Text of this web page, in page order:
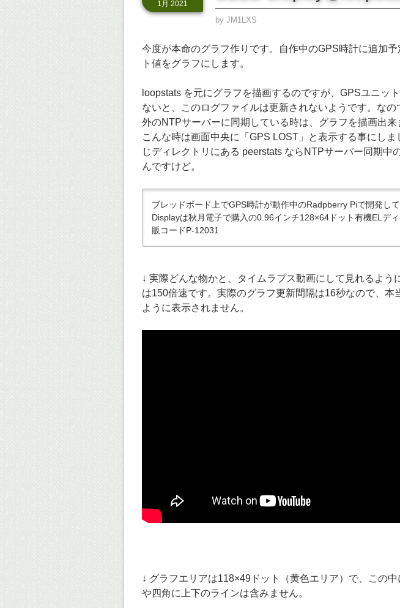
1月 2021
by JM1LXS
今度が本命のグラフ作りです。自作中のGPS時計に追加
ト値をグラフにします。
loopstats を元にグラフを描画するのですが、GPSユニッ
ないと、このログファイルは更新されないようです。なの
外のNTPサーバーに同期している時は、グラフを描画出来
こんな時は画面中央に「GPS LOST」と表示する事にしま
じディレクトリにある peerstats ならNTPサーバー同期中
んですけど。
ブレッドボード上でGPS時計が動作中のRadpberry Piで開発し
Displayは秋月電子で購入の0.96インチ128×64ドット有機ELデ
販コードP-12031
↓ 実際どんな物かと、タイムラプス動画にして見れるよう
は150倍速です。実際のグラフ更新間隔は16秒なので、本
ように表示されません。
↓ グラフエリアは118×49ドット（黄色エリア）で、この
や四角に上下のラインは含みません。